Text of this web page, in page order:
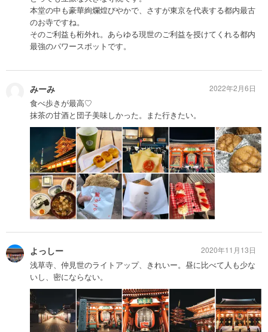
本堂の中も豪華絢爛煌びやかで、さすが東京を代表する都内最古
のお寺ですね。
そのご利益も桁外れ。あらゆる現世のご利益を授けてくれる都内
最強のパワースポットです。
みーみ
食べ歩きが最高♡
抹茶の甘酒と団子美味しかった。また行きたい。
2022年2月6日
よっしー
浅草寺、仲見世のライトアップ、きれいー。昼に比べて人も少な
いし、密にならない。
2020年11月13日